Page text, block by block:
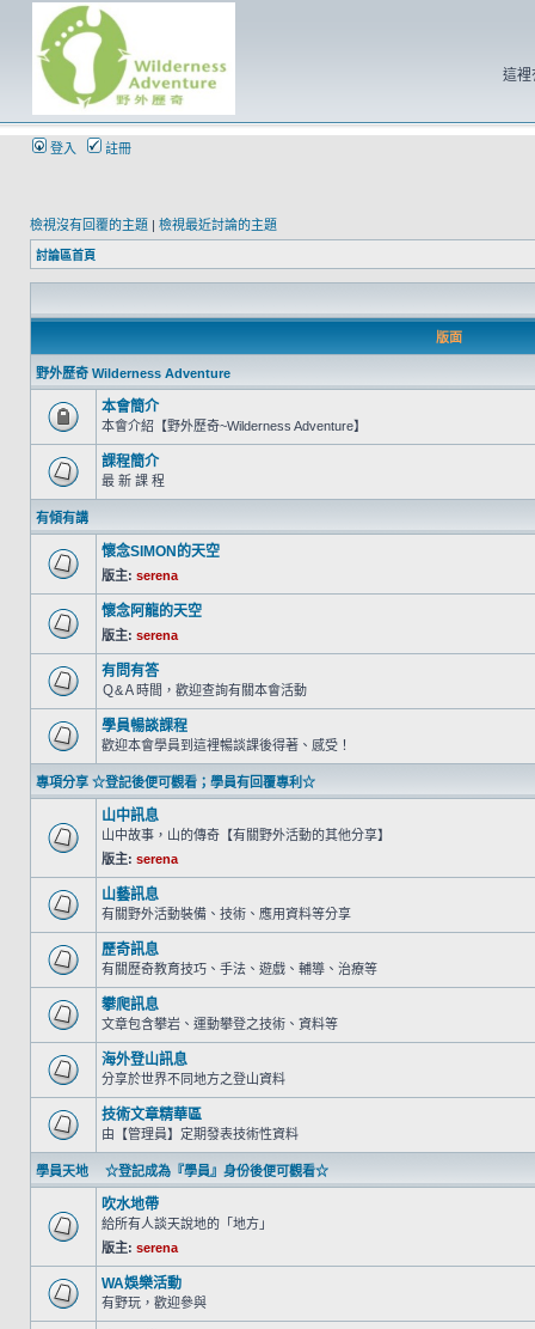
這裡
登入 註冊
檢視沒有回覆的主題 | 檢視最近討論的主題
討論區首頁
版面
野外歷奇 Wilderness Adventure
本會簡介
本會介紹【野外歷奇~Wilderness Adventure】
課程簡介
最 新 課 程
有傾有講
懷念SIMON的天空
版主: serena
懷念阿龍的天空
版主: serena
有問有答
Ｑ&Ａ時間，歡迎查詢有關本會活動
學員暢談課程
歡迎本會學員到這裡暢談課後得著、感受！
專項分享 ☆登記後便可觀看；學員有回覆專利☆
山中訊息
山中故事，山的傳奇【有關野外活動的其他分享】
版主: serena
山藝訊息
有關野外活動裝備、技術、應用資料等分享
歷奇訊息
有關歷奇教育技巧、手法、遊戲、輔導、治療等
攀爬訊息
文章包含攀岩、運動攀登之技術、資料等
海外登山訊息
分享於世界不同地方之登山資料
技術文章精華區
由【管理員】定期發表技術性資料
學員天地 ☆登記成為『學員』身份後便可觀看☆
吹水地帶
給所有人談天說地的「地方」
版主: serena
WA娛樂活動
有野玩，歡迎參與